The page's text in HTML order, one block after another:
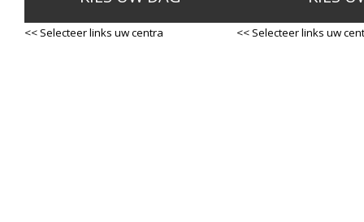
<< Selecteer links uw centra << Selecteer links uw